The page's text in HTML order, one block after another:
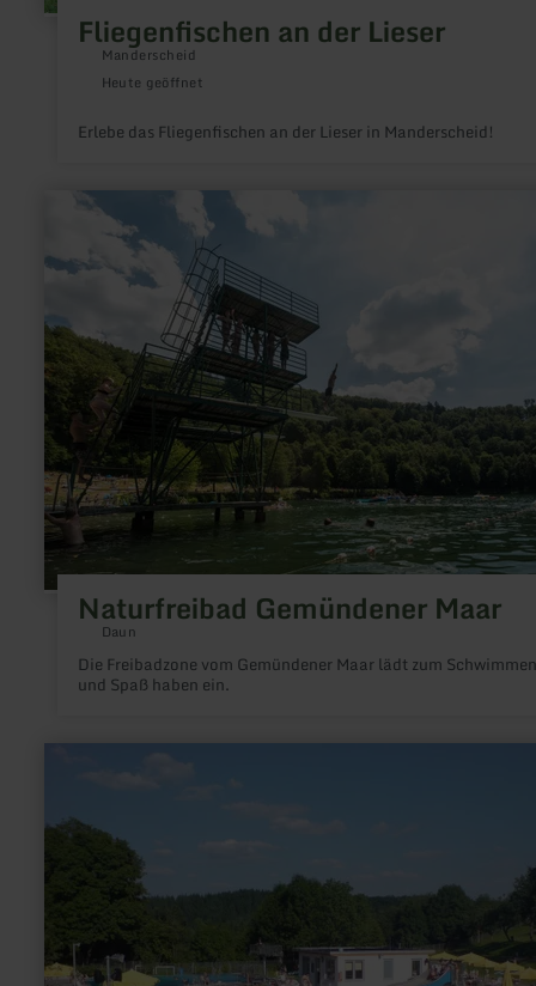
Fliegenfischen an der Lieser
Manderscheid
Heute geöffnet
Erlebe das Fliegenfischen an der Lieser in Manderscheid!
Naturfreibad Gemündener Maar
Daun
Die Freibadzone vom Gemündener Maar lädt zum Schwimmen
und Spaß haben ein.
erfahren
Naturfreibad
Gemündener
Manderscheid